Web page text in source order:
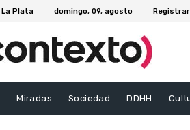
La Plata domingo, 09, agosto
Miradas Sociedad DDHH